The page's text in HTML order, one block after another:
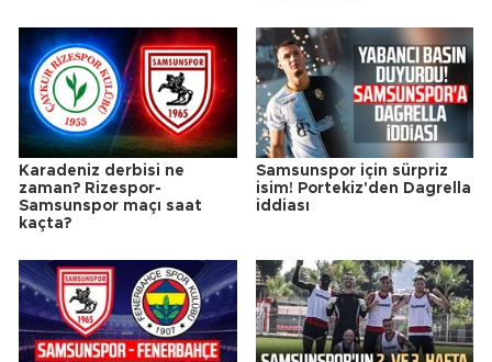
Karadeniz derbisi ne
zaman? Rizespor-
Samsunspor maçı saat
kaçta?
Samsunspor için sürpriz
isim! Portekiz'den Dagrella
iddiası